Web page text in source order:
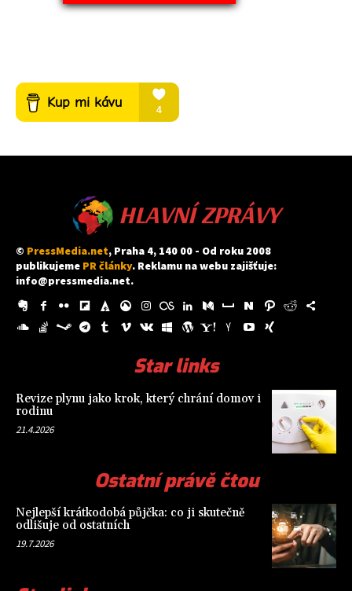
HLAVNÍ ZPRÁVY
© PressMedia.net, Praha 4, 140 00 - Od roku 2008
publikujeme PR články. Reklamu na webu zajišťuje:
info@pressmedia.net.
Star links
Revize plynu jako krok, který chrání domov i
rodinu
21.4.2026
Ostatní právě čtou
Nejlepší krátkodobá půjčka: co ji skutečně
odlišuje od ostatních
19.7.2026